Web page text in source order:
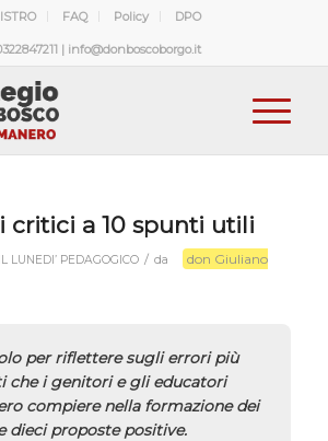
FAQ Policy DPO
| info@donboscoborgo.it
critici a 10 spunti utili
IL LUNEDI’ PEDAGOGICO / da
don Giuliano
per riflettere sugli errori più
che i genitori e gli educatori
compiere nella formazione dei
dieci proposte positive.